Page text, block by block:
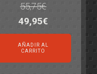
55,75€
El
precio
original
era:
49,95€El
precio
actual
es:
AÑADIR AL
CARRITO